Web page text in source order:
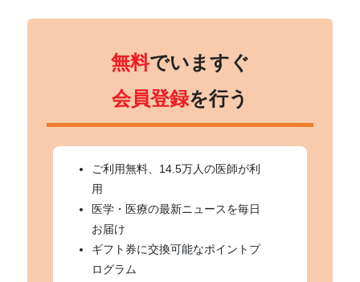
無料でいますぐ
会員登録を行う
ご利用無料、14.5万人の医師が利
用
医学・医療の最新ニュースを毎日
お届け
ギフト券に交換可能なポイントプ
ログラム